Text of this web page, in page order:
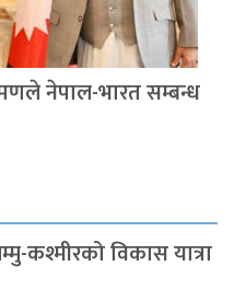
नेपाल-भारत सम्बन्ध
कश्मीरको विकास यात्रा